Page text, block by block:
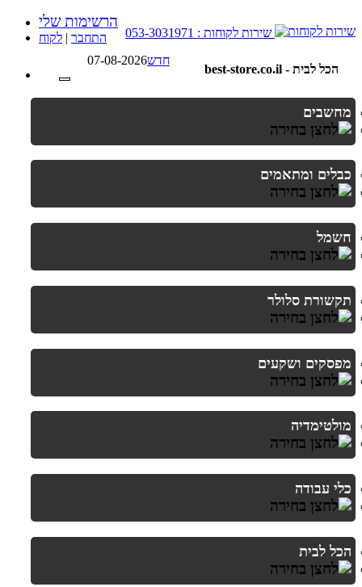
best-store.co.il - הכל לבית
07-08-2026
הרשימות שלי
התחבר | לקוח
חדש
מחשבים
כבלים ומתאמים
חשמל
תקשורת סלולר
מפסקים ושקעים
מולטימדיה
כלי עבודה
הכל לבית